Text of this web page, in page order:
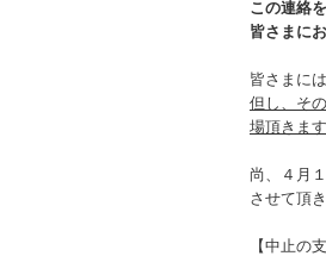
この連絡
皆さまに
皆さまに
但し、そ
場頂きま
尚、４月
させて頂き
【中止の